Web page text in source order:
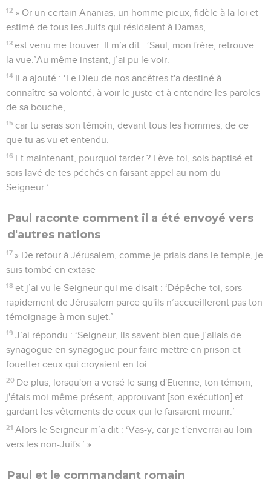
12 » Or un certain Ananias, un homme pieux, fidèle à la loi et
estimé de tous les Juifs qui résidaient à Damas,
13 est venu me trouver. Il m’a dit : ‘Saul, mon frère, retrouve
la vue.’Au même instant, j’ai pu le voir.
14 Il a ajouté : ‘Le Dieu de nos ancêtres t'a destiné à
connaître sa volonté, à voir le juste et à entendre les paroles
de sa bouche,
15 car tu seras son témoin, devant tous les hommes, de ce
que tu as vu et entendu.
16 Et maintenant, pourquoi tarder ? Lève-toi, sois baptisé et
sois lavé de tes péchés en faisant appel au nom du
Seigneur.’
Paul raconte comment il a été envoyé vers
d'autres nations
17 » De retour à Jérusalem, comme je priais dans le temple, je
suis tombé en extase
18 et j’ai vu le Seigneur qui me disait : ‘Dépêche-toi, sors
rapidement de Jérusalem parce qu'ils n’accueilleront pas ton
témoignage à mon sujet.’
19 J’ai répondu : ‘Seigneur, ils savent bien que j’allais de
synagogue en synagogue pour faire mettre en prison et
fouetter ceux qui croyaient en toi.
20 De plus, lorsqu'on a versé le sang d'Etienne, ton témoin,
j'étais moi-même présent, approuvant [son exécution] et
gardant les vêtements de ceux qui le faisaient mourir.’
21 Alors le Seigneur m’a dit : ‘Vas-y, car je t'enverrai au loin
vers les non-Juifs.’ »
Paul et le commandant romain